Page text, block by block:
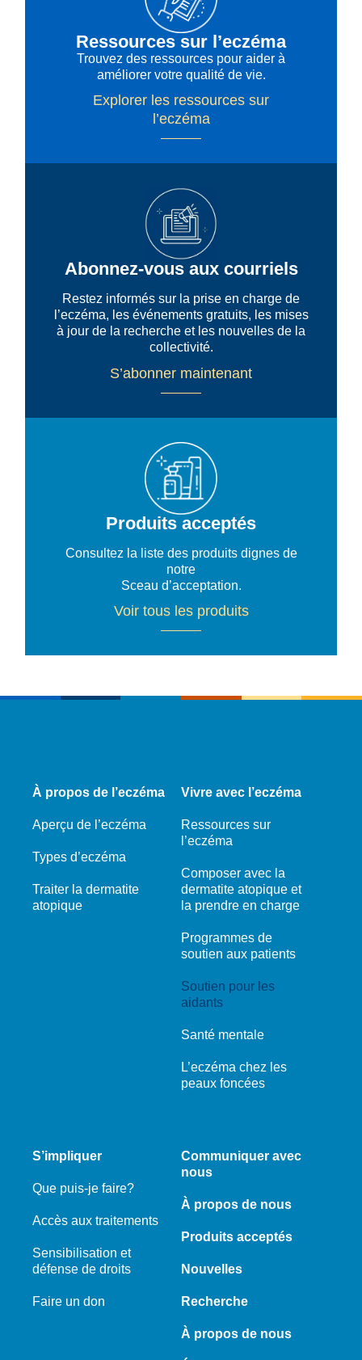
Ressources sur l’eczéma
Trouvez des ressources pour aider à
améliorer votre qualité de vie.
Explorer les ressources sur
l’eczéma
Abonnez-vous aux courriels
Restez informés sur la prise en charge de
l’eczéma, les événements gratuits, les mises
à jour de la recherche et les nouvelles de la
collectivité.
S’abonner maintenant
Produits acceptés
Consultez la liste des produits dignes de
notre
Sceau d’acceptation.
Voir tous les produits
À propos de l’eczéma
Aperçu de l’eczéma
Types d’eczéma
Traiter la dermatite
atopique
Vivre avec l’eczéma
Ressources sur
l’eczéma
Composer avec la
dermatite atopique et
la prendre en charge
Programmes de
soutien aux patients
Soutien pour les
aidants
Santé mentale
L’eczéma chez les
peaux foncées
S’impliquer
Que puis-je faire?
Accès aux traitements
Sensibilisation et
défense de droits
Faire un don
Communiquer avec
nous
À propos de nous
Produits acceptés
Nouvelles
Recherche
À propos de nous